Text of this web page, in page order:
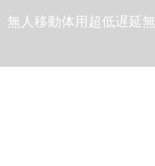
無人移動体用超低遅延